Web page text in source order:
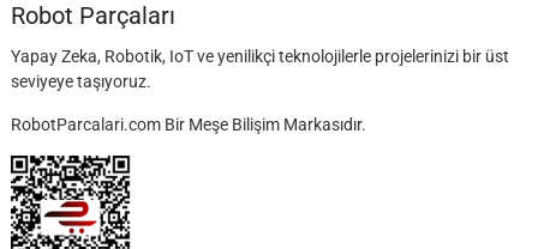
Robot Parçaları
Yapay Zeka, Robotik, IoT ve yenilikçi teknolojilerle projelerinizi bir üst
seviyeye taşıyoruz.
RobotParcalari.com Bir Meşe Bilişim Markasıdır.